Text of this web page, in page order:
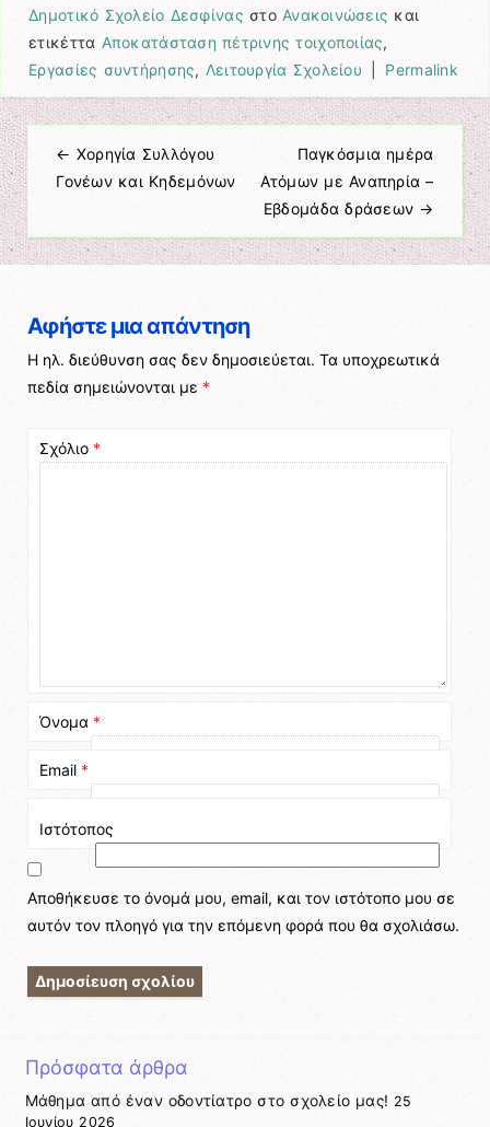
Δημοτικό Σχολείο Δεσφίνας στο Ανακοινώσεις και
ετικέττα Αποκατάσταση πέτρινης τοιχοποιίας,
Εργασίες συντήρησης, Λειτουργία Σχολείου Permalink
Πλοήγηση άρθρων
← Χορηγία Συλλόγου
Γονέων και Κηδεμόνων
Παγκόσμια ημέρα
Ατόμων με Αναπηρία –
Εβδομάδα δράσεων →
Αφήστε μια απάντηση
Η ηλ. διεύθυνση σας δεν δημοσιεύεται. Τα υποχρεωτικά
πεδία σημειώνονται με *
Σχόλιο *
Όνομα *
Email *
Ιστότοπος
Αποθήκευσε το όνομά μου, email, και τον ιστότοπο μου σε
αυτόν τον πλοηγό για την επόμενη φορά που θα σχολιάσω.
Πρόσφατα άρθρα
Μάθημα από έναν οδοντίατρο στο σχολείο μας! 25
Ιουνίου 2026